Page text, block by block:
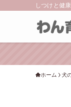
しつけと健
ホーム 犬